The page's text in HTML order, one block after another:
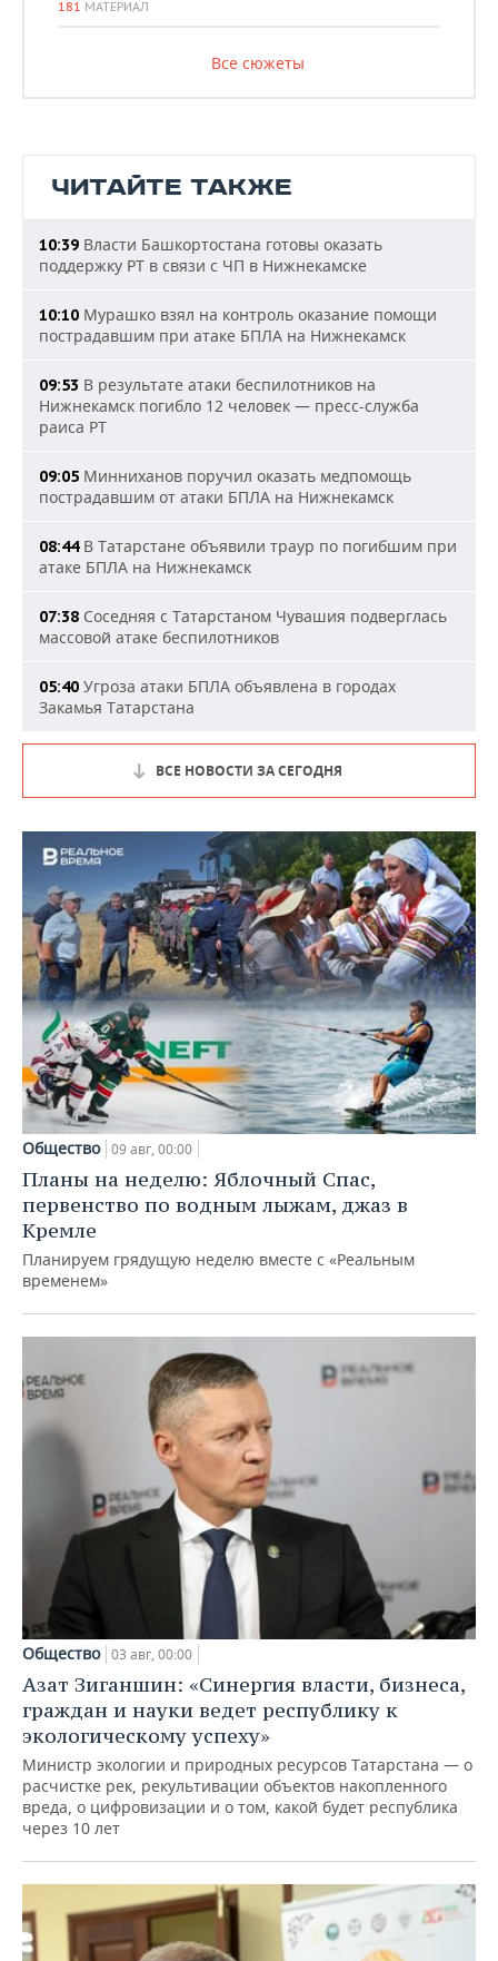
181 МАТЕРИАЛ
Все сюжеты
ЧИТАЙТЕ ТАКЖЕ
10:39 Власти Башкортостана готовы оказать
поддержку РТ в связи с ЧП в Нижнекамске
10:10 Мурашко взял на контроль оказание помощи
пострадавшим при атаке БПЛА на Нижнекамск
09:53 В результате атаки беспилотников на
Нижнекамск погибло 12 человек — пресс-служба
раиса РТ
09:05 Минниханов поручил оказать медпомощь
пострадавшим от атаки БПЛА на Нижнекамск
08:44В Татарстане объявили траур по погибшим при
атаке БПЛА на Нижнекамск
07:38 Соседняя с Татарстаном Чувашия подверглась
массовой атаке беспилотников
05:40 Угроза атаки БПЛА объявлена в городах
Закамья Татарстана
ВСЕ НОВОСТИ ЗА СЕГОДНЯ
Общество 09 авг, 00:00
Планы на неделю: Яблочный Спас,
первенство по водным лыжам, джаз в
Кремле
Планируем грядущую неделю вместе с «Реальным
временем»
Общество 03 авг, 00:00
Азат Зиганшин: «Синергия власти, бизнеса,
граждан и науки ведет республику к
экологическому успеху»
Министр экологии и природных ресурсов Татарстана — о
расчистке рек, рекультивации объектов накопленного
вреда, о цифровизации и о том, какой будет республика
через 10 лет